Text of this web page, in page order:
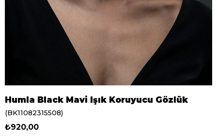
Humla Black Mavi Işık Koruyucu Gözlük
(BK11082315508)
₺920,00